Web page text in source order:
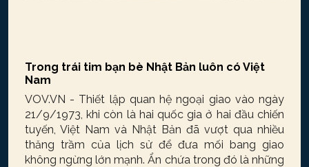
Trong trái tim bạn bè Nhật Bản luôn có Việt
Nam
VOV.VN - Thiết lập quan hệ ngoại giao vào ngày
21/9/1973, khi còn là hai quốc gia ở hai đầu chiến
tuyến, Việt Nam và Nhật Bản đã vượt qua nhiều
thăng trầm của lịch sử để đưa mối bang giao
không ngừng lớn mạnh. Ẩn chứa trong đó là những